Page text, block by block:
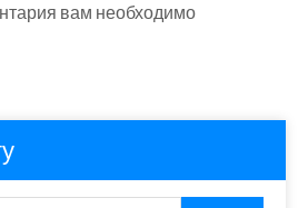
вам необходимо